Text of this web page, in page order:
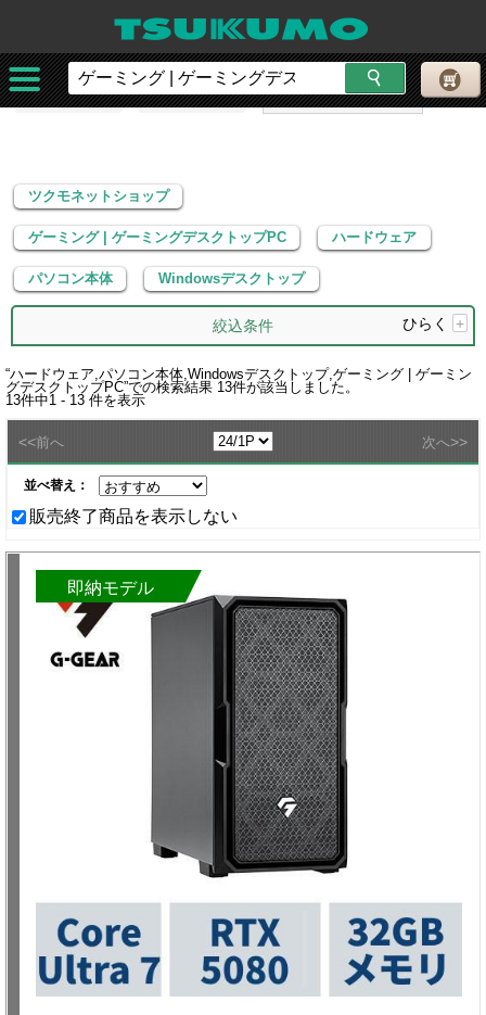
ツクモネットショップ
ゲーミング | ゲーミングデスクトップPC
ハードウェア
パソコン本体 Windowsデスクトップ
ツクモネットショップ
ゲーミング | ゲーミングデスクトップPC ハードウェア
パソコン本体 Windowsデスクトップ
絞込条件 ひらく +
“ハードウェア,パソコン本体,Windowsデスクトップ,ゲーミング | ゲーミン
グデスクトップPC”での検索結果 13件が該当しました。
13件中1 - 13 件を表示
<<前へ 次へ>>
並べ替え：
販売終了商品を表示しない
即納モデル